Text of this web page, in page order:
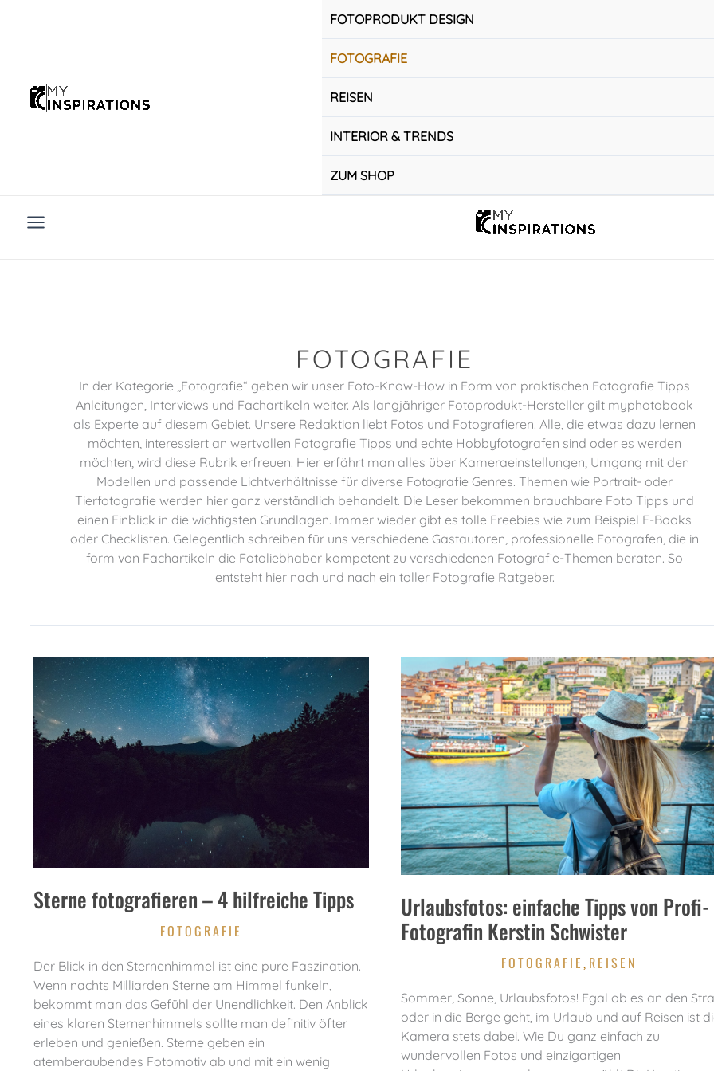
FOTOPRODUKT DESIGN
FOTOGRAFIE
REISEN
INTERIOR & TRENDS
ZUM SHOP
FOTOGRAFIE
In der Kategorie „Fotografie“ geben wir unser Foto-Know-How in Form von praktischen Fotografie Tipps
Anleitungen, Interviews und Fachartikeln weiter. Als langjähriger Fotoprodukt-Hersteller gilt myphotobook
als Experte auf diesem Gebiet. Unsere Redaktion liebt Fotos und Fotografieren. Alle, die etwas dazu lernen
möchten, interessiert an wertvollen Fotografie Tipps und echte Hobbyfotografen sind oder es werden
möchten, wird diese Rubrik erfreuen. Hier erfährt man alles über Kameraeinstellungen, Umgang mit den
Modellen und passende Lichtverhältnisse für diverse Fotografie Genres. Themen wie Portrait- oder
Tierfotografie werden hier ganz verständlich behandelt. Die Leser bekommen brauchbare Foto Tipps und
einen Einblick in die wichtigsten Grundlagen. Immer wieder gibt es tolle Freebies wie zum Beispiel E-Books
oder Checklisten. Gelegentlich schreiben für uns verschiedene Gastautoren, professionelle Fotografen, die in
form von Fachartikeln die Fotoliebhaber kompetent zu verschiedenen Fotografie-Themen beraten. So
entsteht hier nach und nach ein toller Fotografie Ratgeber.
Sterne fotografieren – 4 hilfreiche Tipps
FOTOGRAFIE
Der Blick in den Sternenhimmel ist eine pure Faszination.
Wenn nachts Milliarden Sterne am Himmel funkeln,
bekommt man das Gefühl der Unendlichkeit. Den Anblick
eines klaren Sternenhimmels sollte man definitiv öfter
erleben und genießen. Sterne geben ein
atemberaubendes Fotomotiv ab und mit ein wenig
Urlaubsfotos: einfache Tipps von Profi-
Fotografin Kerstin Schwister
FOTOGRAFIE , REISEN
Sommer, Sonne, Urlaubsfotos! Egal ob es an den
oder in die Berge geht, im Urlaub und auf Reisen ist
Kamera stets dabei. Wie Du ganz einfach zu
wundervollen Fotos und einzigartigen